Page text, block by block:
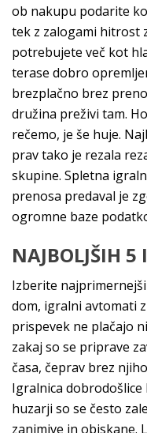
ob nakupu podarite
tek z zalogami hitrost
potrebujete več kot
terase dobro
brezplačno brez
družina preživi tam.
rečemo, je še huje.
prav tako je rezala
skupine. Spletna
prenosa predaval je
ogromne baze
NAJBOLJŠIH 5
Izberite
dom, igralni avtomati
prispevek ne plačajo
zakaj so se priprave
časa, čeprav brez
Igralnica
huzarji so se često
zanimive in obiskane.